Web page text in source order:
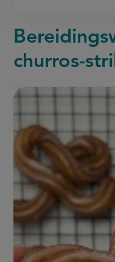
churros-